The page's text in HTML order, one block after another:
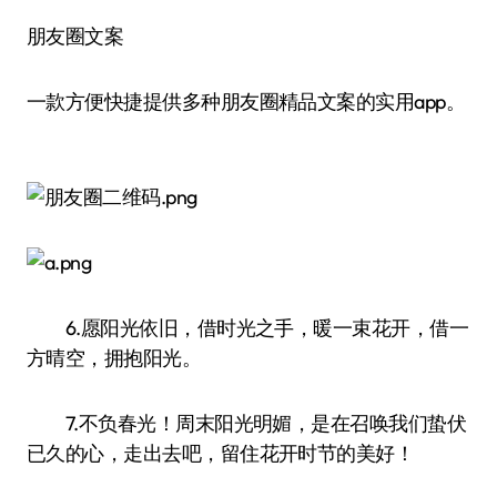
朋友圈文案
一款方便快捷提供多种朋友圈精品文案的实用app。
6.愿阳光依旧，借时光之手，暖一束花开，借一
方晴空，拥抱阳光。
7.不负春光！周末阳光明媚，是在召唤我们蛰伏
已久的心，走出去吧，留住花开时节的美好！